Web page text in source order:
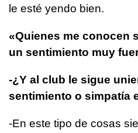
le esté yendo bien.
«Quienes me conocen
un sentimiento muy
-¿Y al club le sigue
sentimiento o simpatía
-En este tipo de cosas